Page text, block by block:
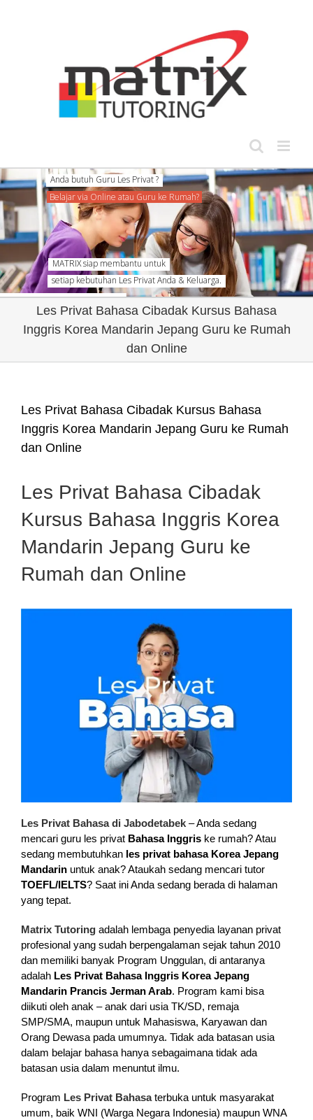
Anda butuh Guru Les Privat ?
Belajar via Online atau Guru ke Rumah?
MATRIX siap membantu untuk
setiap kebutuhan Les Privat Anda & Keluarga.
Les Privat Bahasa Cibadak Kursus Bahasa
Inggris Korea Mandarin Jepang Guru ke Rumah
dan Online
Les Privat Bahasa Cibadak Kursus Bahasa
Inggris Korea Mandarin Jepang Guru ke Rumah
dan Online
Les Privat Bahasa Cibadak
Kursus Bahasa Inggris Korea
Mandarin Jepang Guru ke
Rumah dan Online
Les Privat Bahasa di Jabodetabek – Anda sedang
mencari guru les privat Bahasa Inggris ke rumah? Atau
sedang membutuhkan les privat bahasa Korea Jepang
Mandarin untuk anak? Ataukah sedang mencari tutor
TOEFL/IELTS? Saat ini Anda sedang berada di halaman
yang tepat.
Matrix Tutoring adalah lembaga penyedia layanan privat
profesional yang sudah berpengalaman sejak tahun 2010
dan memiliki banyak Program Unggulan, di antaranya
adalah Les Privat Bahasa Inggris Korea Jepang
Mandarin Prancis Jerman Arab. Program kami bisa
diikuti oleh anak – anak dari usia TK/SD, remaja
SMP/SMA, maupun untuk Mahasiswa, Karyawan dan
Orang Dewasa pada umumnya. Tidak ada batasan usia
dalam belajar bahasa hanya sebagaimana tidak ada
batasan usia dalam menuntut ilmu.
Program Les Privat Bahasaterbuka untuk masyarakat
umum, baik WNI (Warga Negara Indonesia) maupun WNA